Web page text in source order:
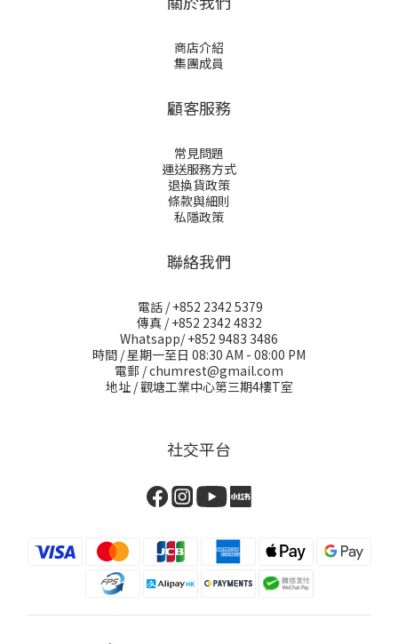
商店介紹
集團成員
顧客服務
常見問題
運送服務方式
退換貨政策
條款與細則
私隱政策
聯絡我們
電話 / +852 2342 5379
傳真 / +852 2342 4832
Whatsapp/ +852 9483 3486
時間 / 星期一至日 08:30 AM - 08:00 PM
電郵 / chumrest@gmail.com
地址 / 觀塘工業中心第三期4樓T室
社交平台